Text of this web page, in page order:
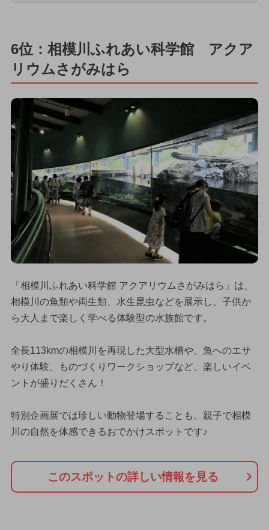
6位：相模川ふれあい科学館 アクア
リウムさがみはら
「相模川ふれあい科学館 アクアリウムさがみはら」は、
相模川の魚類や両生類、水生昆虫などを展示し、子供か
ら大人まで楽しく学べる体験型の水族館です。
全長113kmの相模川を再現した大型水槽や、魚へのエサ
やり体験、ものづくりワークショップなど、楽しいイベ
ントが盛りだくさん！
特別企画展では珍しい動物登場することも。親子で相模
川の自然を体感できるおでかけスポットです♪
このスポットの詳しい情報を見る